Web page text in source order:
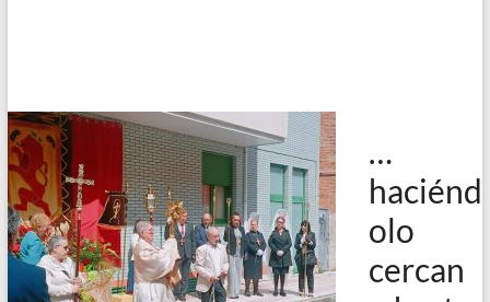
…
haciénd
olo
cercan